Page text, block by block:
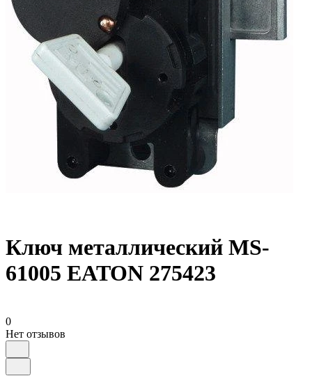
Ключ металлический MS-
61005 EATON 275423
0
Нет отзывов